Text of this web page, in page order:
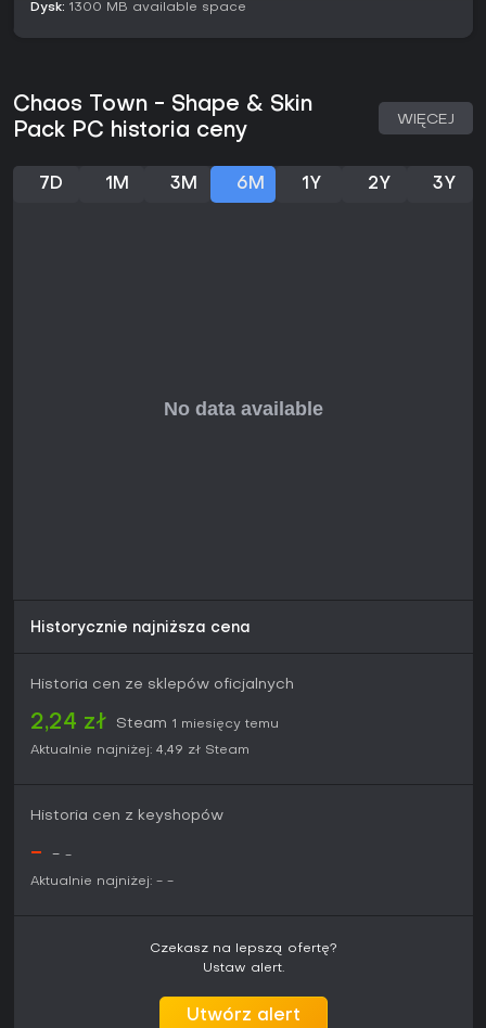
Dysk: 1300 MB available space
Chaos Town - Shape & Skin
Pack PC historia ceny
WIĘCEJ
7D 1M 3M 6M 1Y 2Y 3Y
Historycznie najniższa cena
Historia cen ze sklepów oficjalnych
2,24 zł Steam 1 miesięcy temu
Aktualnie najniżej: 4,49 zł Steam
Historia cen z keyshopów
- - -
Aktualnie najniżej: - -
Czekasz na lepszą ofertę?
Ustaw alert.
Utwórz alert